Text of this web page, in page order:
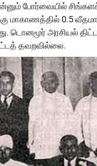
போர்வையில்
மாகாணத்தில் 0.5
டொனமூர் அரசியல்
தவறவில்லை.